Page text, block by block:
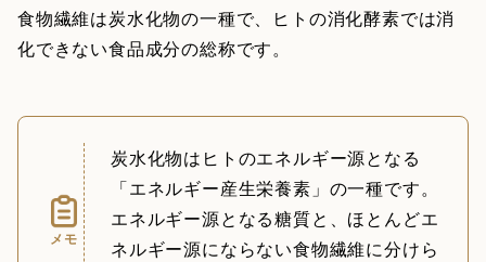
食物繊維は炭水化物の一種で、ヒトの消化酵素では消
化できない食品成分の総称です。
メモ
炭水化物はヒトのエネルギー源となる
「エネルギー産生栄養素」の一種です。
エネルギー源となる糖質と、ほとんどエ
ネルギー源にならない食物繊維に分けら